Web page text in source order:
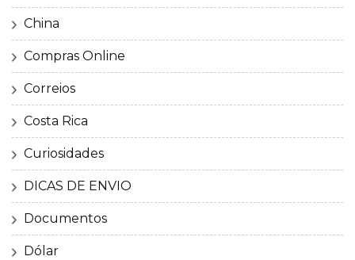
China
Compras Online
Correios
Costa Rica
Curiosidades
DICAS DE ENVIO
Documentos
Dólar